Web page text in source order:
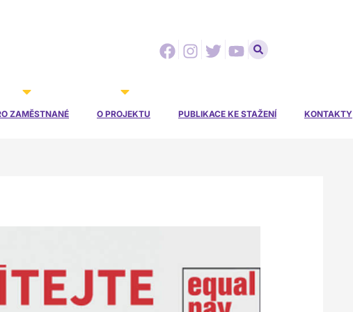
Facebook
Instagram
Twitter
Youtube
ZAMĚSTNANÉ O PROJEKTU PUBLIKACE KE STAŽENÍ KONTAKTY